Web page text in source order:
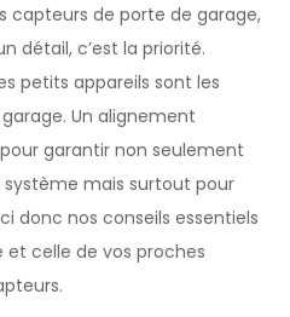
capteurs de porte de garage,
détail, c’est la priorité.
petits appareils sont les
Un alignement
garantir non seulement
mais surtout pour
donc nos conseils essentiels
et celle de vos proches